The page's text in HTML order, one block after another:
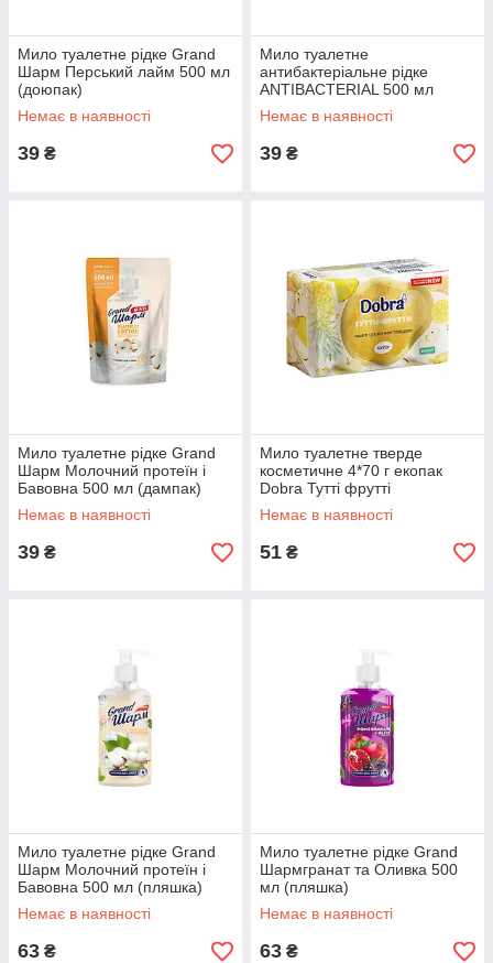
Мило туалетне рідке Grand
Шарм Перський лайм 500 мл
(доюпак)
Немає в наявності
39 ₴
Мило туалетне
антибактеріальне рідке
ANTIBACTERIAL 500 мл
(дипак)
Немає в наявності
39 ₴
Мило туалетне рідке Grand
Шарм Молочний протеїн і
Бавовна 500 мл (дампак)
Немає в наявності
39 ₴
Мило туалетне тверде
косметичне 4*70 г екопак
Dobra Тутті фрутті
Немає в наявності
51 ₴
Мило туалетне рідке Grand
Шарм Молочний протеїн і
Бавовна 500 мл (пляшка)
Немає в наявності
63 ₴
Мило туалетне рідке Grand
Шармгранат та Оливка 500
мл (пляшка)
Немає в наявності
63 ₴